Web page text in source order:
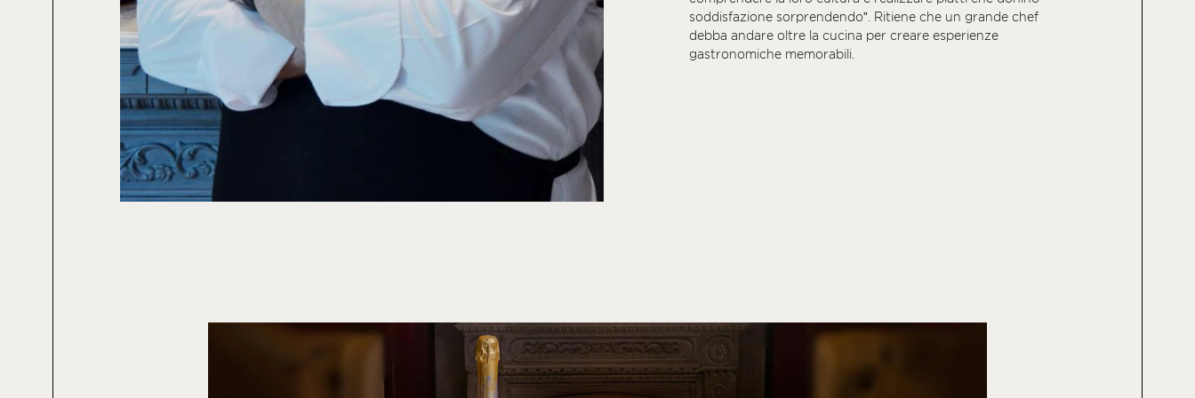
soddisfazione sorprendendo”. Ritiene che un grande chef
debba andare oltre la cucina per creare esperienze
gastronomiche memorabili.